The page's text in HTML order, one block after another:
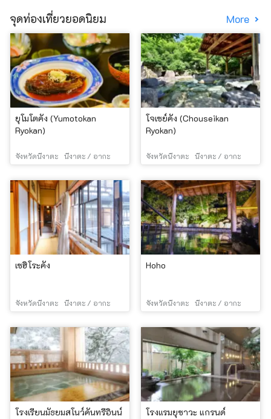
จุดท่องเที่ยวยอดนิยม More
ยุโมโตคัง (Yumotokan
Ryokan)
จังหวัดนีงาตะ นีงาตะ / อากะ
โจเซย์คัง (Chouseikan
Ryokan)
จังหวัดนีงาตะ นีงาตะ / อากะ
เซฮิโระคัง
จังหวัดนีงาตะ นีงาตะ / อากะ
Hoho
จังหวัดนีงาตะ นีงาตะ / อากะ
โรงเรียนมัธยมสโนว์คันทรีอินน์ โรงแรมยุซาวะ แกรนด์